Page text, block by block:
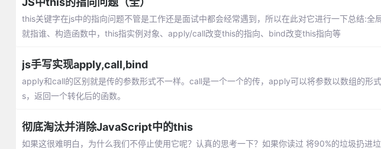
this关键字在js中的指向问题不管是工作还是面试中都会经常遇到，所以在此对它进行一下总结:
就指谁、构造函数中，this指实例对象、apply/call改变this的指向、bind改变this指向等
js手写实现apply,call,bind
apply和call的区别就是传的参数形式不一样。call是一个一个的传，apply可以将参数以数组的形
s，返回一个转化后的函数。
彻底淘汰并消除JavaScript中的this
如果这很难明白，为什么我们不停止使用它呢？认真的思考一下？如果你读过 将90%的垃圾扔进